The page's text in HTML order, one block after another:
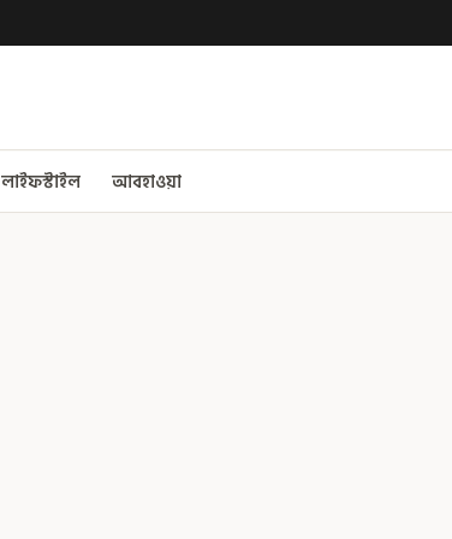
লাইফস্টাইল আবহাওয়া